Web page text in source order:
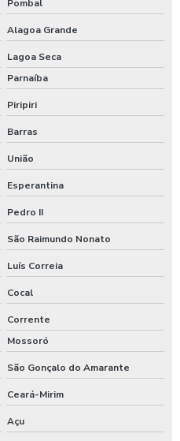
Pombal
Alagoa Grande
Lagoa Seca
Parnaíba
Piripiri
Barras
União
Esperantina
Pedro II
São Raimundo Nonato
Luís Correia
Cocal
Corrente
Mossoró
São Gonçalo do Amarante
Ceará-Mirim
Açu